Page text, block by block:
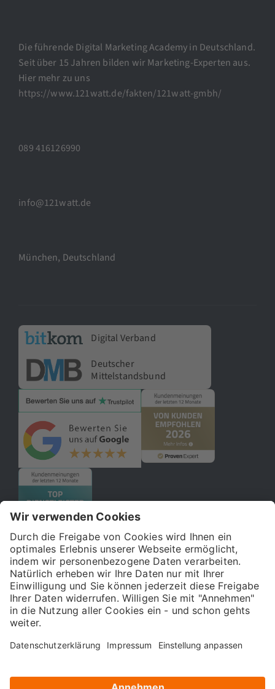
Die führende Digital Marketing Academy in Deutschland.
Seit über 15 Jahren bilden wir Marketing-Experten aus.
Hier mehr zu uns
https://www.121watt.de/fakten/121watt-gmbh/
089 416126990
info@121watt.de
München, Deutschland
Digital Verband
Deutscher
Mittelstandsbund
© 2026 121WATT GmbH
Über uns
Allgemeine Geschäftsbedingungen